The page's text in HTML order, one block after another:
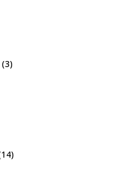
33
1414